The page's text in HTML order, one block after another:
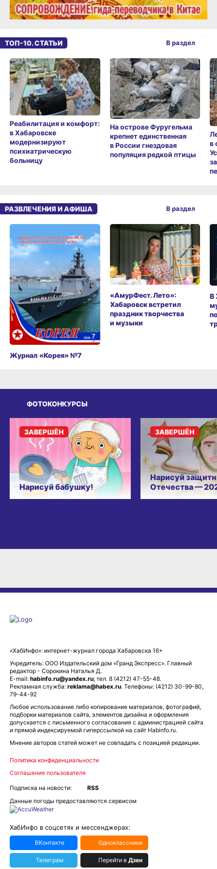
ТОП-10. СТАТЬИ
Реабилитация и комфорт:
в Хабаровске
модернизируют
психиатрическую
больницу
На острове Фуругельма
крепнет единственная
в России гнездовая
популяция редкой птицы
в
В раздел
РАЗВЛЕЧЕНИЯ И АФИША
Журнал «Корея» №7
«АмурФест. Лето»:
Хабаровск встретил
праздник творчества
и музыки
В
В раздел
ФОТОКОНКУРСЫ
Нарисуй бабушку!
ЗАВЕРШЁН
Нарисуй
Отечества —
ЗАВЕРШЁН
«ХабИнфо»: интернет-журнал города Хабаровска 16+
Учредитель: ООО Издательский дом «Гранд Экспресс». Главный
редактор - Сорокина Наталья Д.
E-mail: habinfo.ru@yandex.ru; тел. 8 (4212) 47-55-48.
Рекламная служба: reklama@habex.ru. Телефоны: (4212) 30-99-80,
79-44-92
Любое использование либо копирование материалов, фотографий,
подборки материалов сайта, элементов дизайна и оформления
допускается с письменного согласования с администрацией сайта
и прямой индексируемой гиперссылкой на сайт Habinfo.ru.
Мнение авторов статей может не совпадать с позицией редакции.
Политика конфиденциальности
Соглашение пользователя
Подписка на новости:
RSS
Данные погоды предоставляются сервисом
ХабИнфо в соцсетях и мессенджерах:
ВКонтакте Одноклассники
Телеграм Перейти в Дзен